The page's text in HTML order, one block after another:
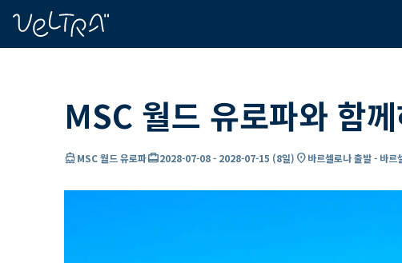
MSC 월드 유로파와 함
directions_boatMSC 월드 유로파card_travel2028-07-08- 2028-07-15 (8일) location_on바르셀로나 출발 - 바르